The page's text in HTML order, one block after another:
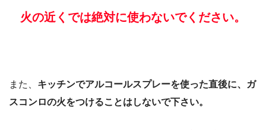
火の近くでは絶対に使わないでください。
また、 キッチンでアルコールスプレーを使った直後に、ガ
スコンロの火をつけることはしないで下さい。